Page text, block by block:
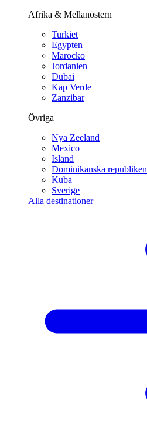
Afrika & Mellanöstern
Turkiet
Egypten
Marocko
Jordanien
Dubai
Kap Verde
Zanzibar
Övriga
Nya Zeeland
Mexico
Island
Dominikanska republiken
Kuba
Sverige
Alla destinationer